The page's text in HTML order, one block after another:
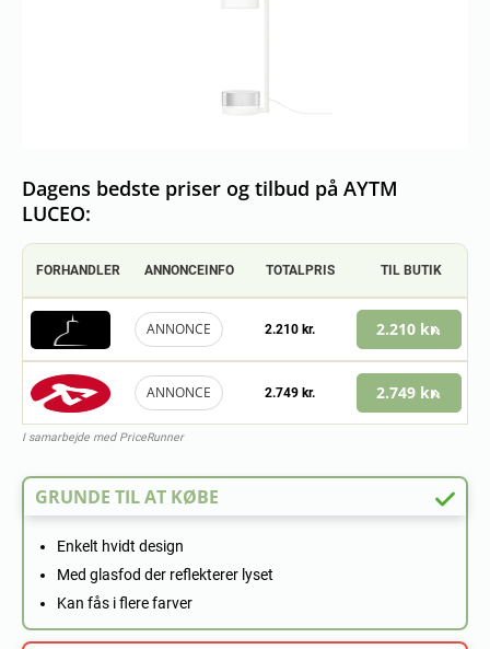
Dagens bedste priser og tilbud på AYTM
LUCEO:
FORHANDLER ANNONCEINFO TOTALPRIS TIL BUTIK
ANNONCE 2.210 kr. 2.210 kr.
ANNONCE 2.749 kr. 2.749 kr.
I samarbejde med PriceRunner
GRUNDE TIL AT KØBE
Enkelt hvidt design
Med glasfod der reflekterer lyset
Kan fås i flere farver